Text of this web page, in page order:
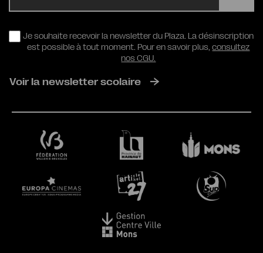
RGPD
Je souhaite recevoir la newsletter du Plaza. La désinscription
est possible à tout moment. Pour en savoir plus,consultez
nos CGU.
Voir la newsletter scolaire